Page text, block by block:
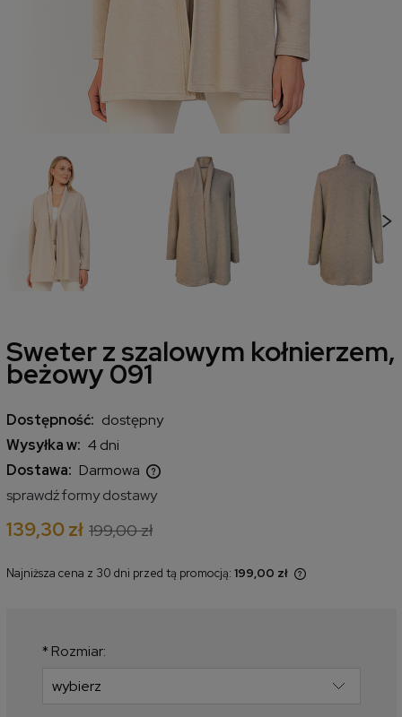
Sweter z szalowym kołnierzem,
beżowy 091
Dostępność: dostępny
Wysyłka w: 4 dni
Dostawa: Darmowa
Cena nie zawiera ewentualnych kosztów płatności
sprawdź formy dostawy
139,30 zł 199,00 zł
Najniższa cena z 30 dni przed tą promocją: 199,00 zł
* Rozmiar: